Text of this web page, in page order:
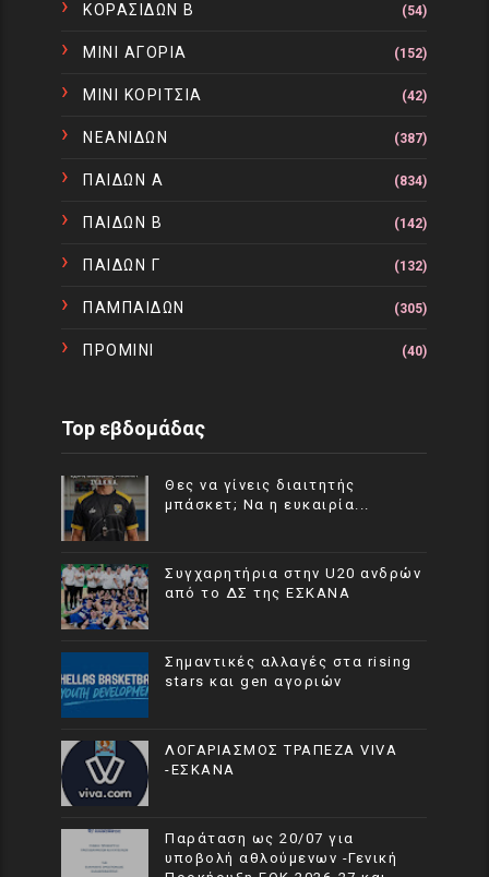
ΚΟΡΑΣΙΔΩΝ Β (54)
ΜΙΝΙ ΑΓΟΡΙΑ (152)
ΜΙΝΙ ΚΟΡΙΤΣΙΑ (42)
ΝΕΑΝΙΔΩΝ (387)
ΠΑΙΔΩΝ Α (834)
ΠΑΙΔΩΝ Β (142)
ΠΑΙΔΩΝ Γ (132)
ΠΑΜΠΑΙΔΩΝ (305)
ΠΡΟΜΙΝΙ (40)
Top εβδομάδας
Θες να γίνεις διαιτητής
μπάσκετ; Να η ευκαιρία...
Συγχαρητήρια στην U20 ανδρών
από το ΔΣ της ΕΣΚΑΝΑ
Σημαντικές αλλαγές στα rising
stars και gen αγοριών
ΛΟΓΑΡΙΑΣΜΟΣ ΤΡΑΠΕΖΑ VIVA
-ΕΣΚΑΝΑ
Παράταση ως 20/07 για
υποβολή αθλούμενων -Γενική